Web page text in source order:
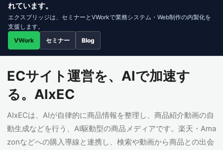
れています。
エクスブリッジは、セミナーとVWorkで業務システム・Web制作の内製化を
支援します。
VWork
セミナー Blog
ECサイト運営を、AIで加速す
る。AIxEC
AIxECは、AIが自律的に商品情報を整理し、商品紹介動画の自
動生成などを行う、AI駆動型の商品メディアです。楽天・Ama
zonなどへの購入導線と連携し、検索や動画から商品との出会